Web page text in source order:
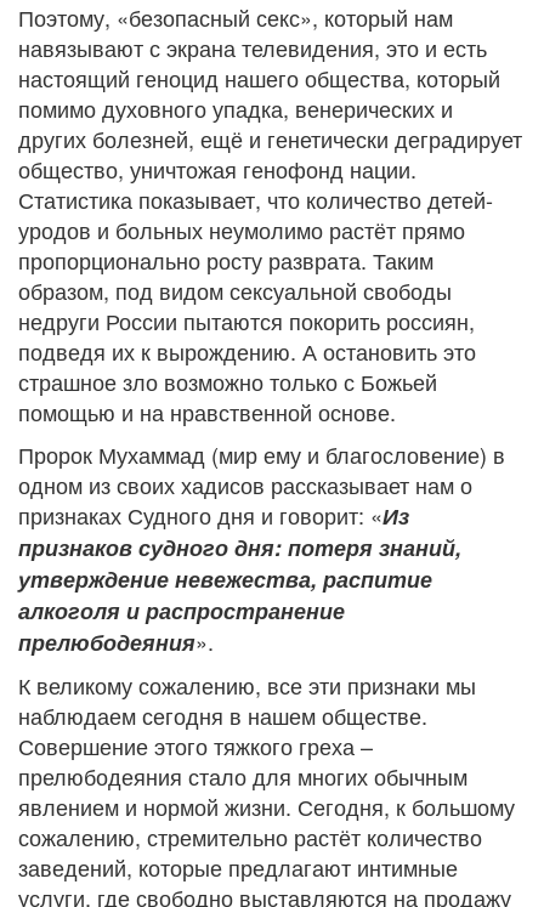
Поэтому, «безопасный секс», который нам
навязывают с экрана телевидения, это и есть
настоящий геноцид нашего общества, который
помимо духовного упадка, венерических и
других болезней, ещё и генетически деградирует
общество, уничтожая генофонд нации.
Статистика показывает, что количество детей-
уродов и больных неумолимо растёт прямо
пропорционально росту разврата. Таким
образом, под видом сексуальной свободы
недруги России пытаются покорить россиян,
подведя их к вырождению. А остановить это
страшное зло возможно только с Божьей
помощью и на нравственной основе.
Пророк Мухаммад (мир ему и благословение) в
одном из своих хадисов рассказывает нам о
признаках Судного дня и говорит: «Из
признаков судного дня: потеря знаний,
утверждение невежества, распитие
алкоголя и распространение
прелюбодеяния».
К великому сожалению, все эти признаки мы
наблюдаем сегодня в нашем обществе.
Совершение этого тяжкого греха –
прелюбодеяния стало для многих обычным
явлением и нормой жизни. Сегодня, к большому
сожалению, стремительно растёт количество
заведений, которые предлагают интимные
услуги, где свободно выставляются на продажу